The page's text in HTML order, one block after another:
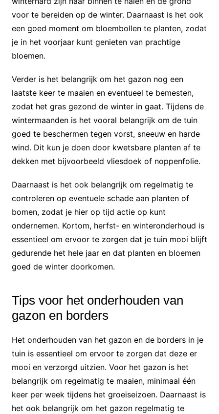
voor te bereiden op de winter. Daarnaast is het ook
een goed moment om bloembollen te planten, zodat
je in het voorjaar kunt genieten van prachtige
bloemen.
Verder is het belangrijk om het gazon nog een
laatste keer te maaien en eventueel te bemesten,
zodat het gras gezond de winter in gaat. Tijdens de
wintermaanden is het vooral belangrijk om de tuin
goed te beschermen tegen vorst, sneeuw en harde
wind. Dit kun je doen door kwetsbare planten af te
dekken met bijvoorbeeld vliesdoek of noppenfolie.
Daarnaast is het ook belangrijk om regelmatig te
controleren op eventuele schade aan planten of
bomen, zodat je hier op tijd actie op kunt
ondernemen. Kortom, herfst- en winteronderhoud is
essentieel om ervoor te zorgen dat je tuin mooi blijft
gedurende het hele jaar en dat planten en bloemen
goed de winter doorkomen.
Tips voor het onderhouden van
gazon en borders
Het onderhouden van het gazon en de borders in je
tuin is essentieel om ervoor te zorgen dat deze er
mooi en verzorgd uitzien. Voor het gazon is het
belangrijk om regelmatig te maaien, minimaal één
keer per week tijdens het groeiseizoen. Daarnaast is
het ook belangrijk om het gazon regelmatig te